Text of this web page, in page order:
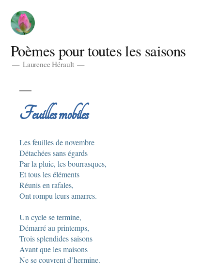
Aller
contenu
Poèmes pour toutes les saisons
Laurence Hérault
Feuilles mobiles
Les feuilles de novembre
Détachées sans égards
Par la pluie, les bourrasques,
Et tous les éléments
Réunis en rafales,
Ont rompu leurs amarres.
Un cycle se termine,
Démarré au printemps,
Trois splendides saisons
Avant que les maisons
Ne se couvrent d’hermine.